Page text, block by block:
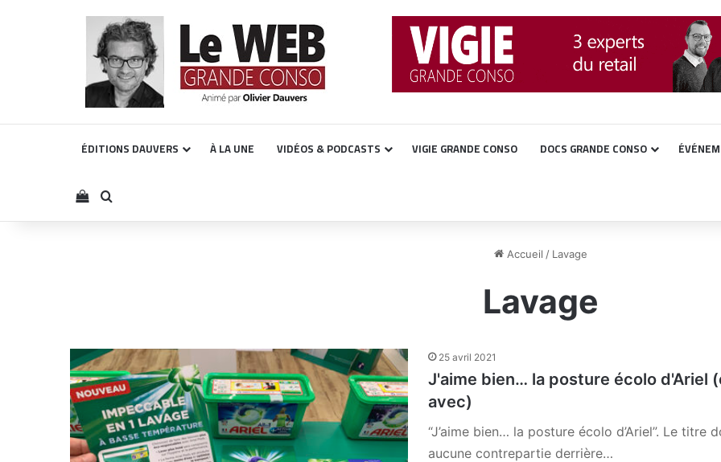
ÉDITIONS DAUVERS À LA UNE VIDÉOS & PODCASTS VIGIE GRANDE CONSO DOCS GRANDE CONSO
Voir votre panier
Rechercher
Accueil / Lavage
Lavage
25 avril 2021
J'aime bien… la posture écolo d'Ariel
avec)
“J’aime bien… la posture écolo d’Ariel”. Le
aucune contrepartie derrière…